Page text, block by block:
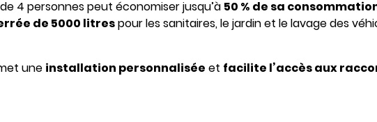
4 personnes peut économiser jusqu’à 50 % de sa
de 5000 litrespour les sanitaires, le jardin et le lavage des
une installation personnalisée et facilite l’accès aux